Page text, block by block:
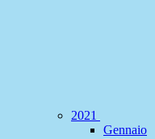
2021
Gennaio